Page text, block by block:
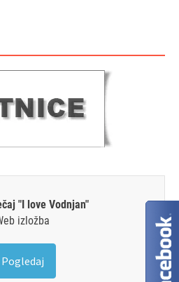
"I love Vodnjan"
izložba
Pogledaj